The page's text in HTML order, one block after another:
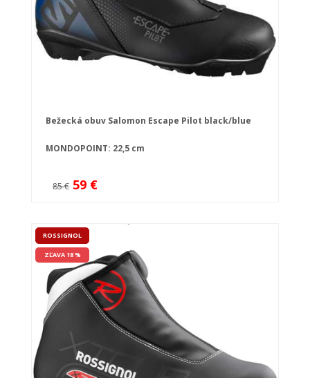
Bežecká obuv Salomon Escape Pilot black/blue
MONDOPOINT: 22,5 cm
85 € 59 €
ROSSIGNOL
ZĽAVA 18 %